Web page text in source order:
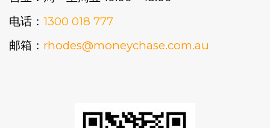
电话： 1300 018 777
邮箱： rhodes@moneychase.com.au